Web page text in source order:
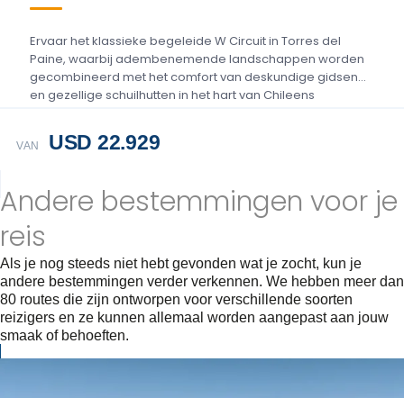
Ervaar het klassieke begeleide W Circuit in Torres del
Paine, waarbij adembenemende landschappen worden
gecombineerd met het comfort van deskundige gidsen
en gezellige schuilhutten in het hart van Chileens
VAN USD 22.929
Andere bestemmingen voor je
reis
Als je nog steeds niet hebt gevonden wat je zocht, kun je
andere bestemmingen verder verkennen. We hebben meer dan
80 routes die zijn ontworpen voor verschillende soorten
reizigers en ze kunnen allemaal worden aangepast aan jouw
smaak of behoeften.